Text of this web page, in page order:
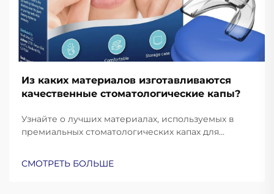
Из каких материалов изготавливаются
качественные стоматологические капы?
Узнайте о лучших материалах, используемых в
премиальных стоматологических капах для
улучшают эксплуатационные характеристики.
СМОТРЕТЬ БОЛЬШЕ